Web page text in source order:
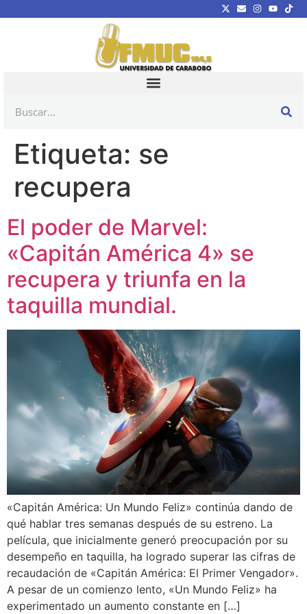
Etiqueta: se
recupera
El poder de Marvel:
«Capitán América 4» se
recupera y triunfa en la
taquilla mundial.
«Capitán América: Un Mundo Feliz» continúa dando de
qué hablar tres semanas después de su estreno. La
película, que inicialmente generó preocupación por su
desempeño en taquilla, ha logrado superar las cifras de
recaudación de «Capitán América: El Primer Vengador».
A pesar de un comienzo lento, «Un Mundo Feliz» ha
experimentado un aumento constante en […]